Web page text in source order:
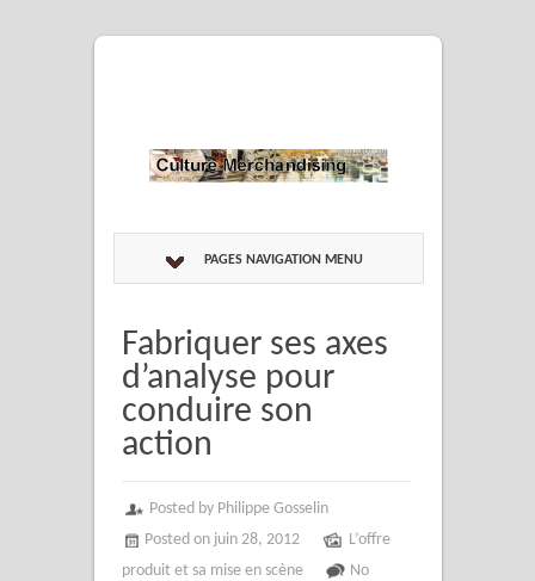
PAGES NAVIGATION MENU
Fabriquer ses axes
d’analyse pour
conduire son
action
Posted by Philippe Gosselin
Posted on juin 28, 2012
L’offre
produit et sa mise en scène
No